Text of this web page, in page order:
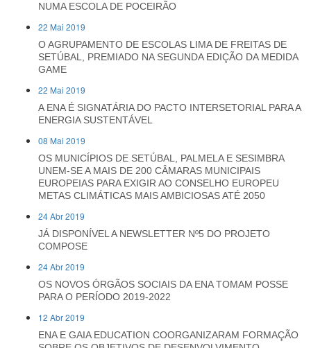
NUMA ESCOLA DE POCEIRÃO
22 Mai 2019
O AGRUPAMENTO DE ESCOLAS LIMA DE FREITAS DE
SETÚBAL, PREMIADO NA SEGUNDA EDIÇÃO DA MEDIDA
GAME
22 Mai 2019
A ENA É SIGNATÁRIA DO PACTO INTERSETORIAL PARA A
ENERGIA SUSTENTÁVEL
08 Mai 2019
OS MUNICÍPIOS DE SETÚBAL, PALMELA E SESIMBRA
UNEM-SE A MAIS DE 200 CÂMARAS MUNICIPAIS
EUROPEIAS PARA EXIGIR AO CONSELHO EUROPEU
METAS CLIMÁTICAS MAIS AMBICIOSAS ATÉ 2050
24 Abr 2019
JÁ DISPONÍVEL A NEWSLETTER Nº5 DO PROJETO
COMPOSE
24 Abr 2019
OS NOVOS ÓRGÃOS SOCIAIS DA ENA TOMAM POSSE
PARA O PERÍODO 2019-2022
12 Abr 2019
ENA E GAIA EDUCATION COORGANIZARAM FORMAÇÃO